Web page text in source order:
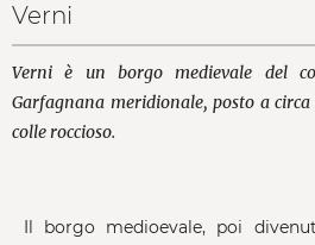
Verni
Verni è un borgo medievale del
Garfagnana meridionale, posto a
colle roccioso.
Il borgo medioevale, poi